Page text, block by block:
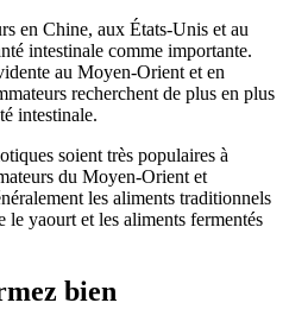
en Chine, aux États-Unis et au
intestinale comme importante.
au Moyen-Orient et en
recherchent de plus en plus
intestinale.
soient très populaires à
du Moyen-Orient et
les aliments traditionnels
le yaourt et les aliments fermentés
bien